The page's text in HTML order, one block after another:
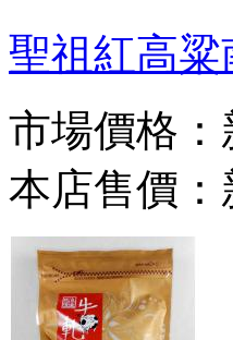
聖祖紅高
市場價格：
本店售價：